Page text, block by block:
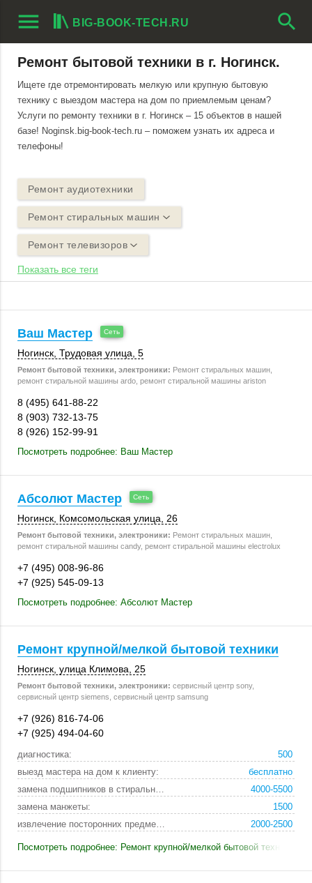
menu BIG-BOOK-TECH.RU search
Ремонт бытовой техники в г. Ногинск.
Ищете где отремонтировать мелкую или крупную бытовую
технику с выездом мастера на дом по приемлемым ценам?
Услуги по ремонту техники в г. Ногинск – 15 объектов в нашей
базе! Noginsk.big-book-tech.ru – поможем узнать их адреса и
телефоны!
Ремонт аудиотехники
Ремонт стиральных машин
Ремонт телевизоров
Показать все теги
Ваш Мастер
Ногинск Трудовая улица, 5
Ремонт бытовой техники, электроники: Ремонт стиральных машин,
ремонт стиральной машины ardo, ремонт стиральной машины ariston
8 (495) 641-88-22
8 (903) 732-13-75
8 (926) 152-99-91
Посмотреть подробнее: Ваш Мастер
Абсолют Мастер
Ногинск , Комсомольская улица, 26
Ремонт бытовой техники, электроники: Ремонт стиральных машин,
ремонт стиральной машины candy, ремонт стиральной машины electrolux
+7 (495) 008-96-86
+7 (925) 545-09-13
Посмотреть подробнее: Абсолют Мастер
Ремонт крупной/мелкой бытовой техники
Ногинск улица Климова, 25
Ремонт бытовой техники, электроники: сервисный центр sony,
сервисный центр siemens, сервисный центр samsung
+7 (926) 816-74-06
+7 (925) 494-04-60
диагностика:
500
выезд мастера на дом к клиенту:
бесплатно
замена подшипников в стиральной машинке:
4000-5500
замена манжеты:
1500
извлечение посторонних предметов:
2000-2500
Посмотреть подробнее: Ремонт крупной/мелкой бытовой техники